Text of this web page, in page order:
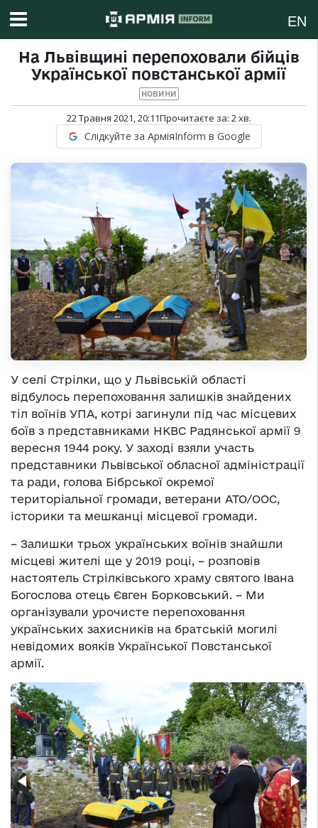
EN
На Львівщині перепоховали бійців
Української повстанської армії
НОВИНИ
22 Травня 2021, 20:11Прочитаєте за: 2хв.
Слідкуйте за АрміяInform в Google
У селі Стрілки, що у Львівській області
відбулось перепоховання залишків знайдених
тіл воїнів УПА, котрі загинули під час місцевих
боїв з представниками НКВС Радянської армії 9
вересня 1944 року. У заході взяли участь
представники Львівської обласної адміністрації
та ради, голова Бібрської окремої
територіальної громади, ветерани АТО/ООС,
історики та мешканці місцевої громади.
– Залишки трьох українських воїнів знайшли
місцеві жителі ще у 2019 році, – розповів
настоятель Стрілківського храму святого Івана
Богослова отець Євген Борковський. – Ми
організували урочисте перепоховання
українських захисників на братській могилі
невідомих вояків Української Повстанської
армії.